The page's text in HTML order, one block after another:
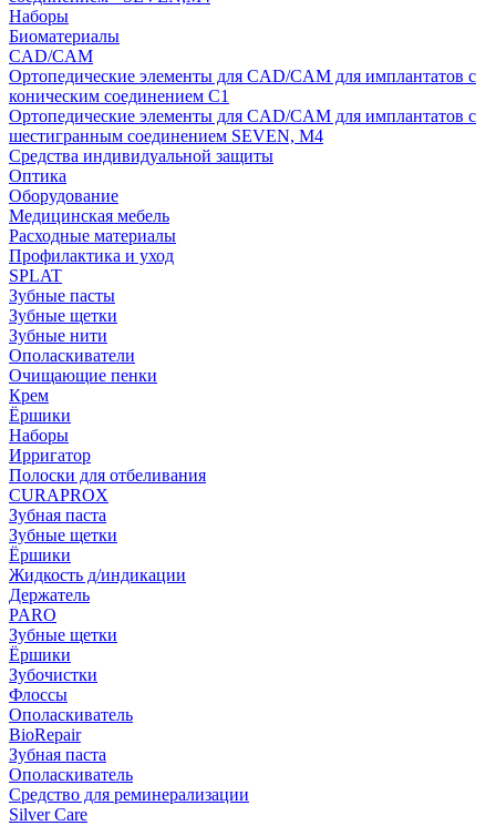
Наборы
Биоматериалы
CAD/CAM
Ортопедические элементы для CAD/CAM для имплантатов с
коническим соединением С1
Ортопедические элементы для CAD/CAM для имплантатов с
шестигранным соединением SEVEN, М4
Средства индивидуальной защиты
Оптика
Оборудование
Медицинская мебель
Расходные материалы
Профилактика и уход
SPLAT
Зубные пасты
Зубные щетки
Зубные нити
Ополаскиватели
Очищающие пенки
Крем
Ёршики
Наборы
Ирригатор
Полоски для отбеливания
CURAPROX
Зубная паста
Зубные щетки
Ёршики
Жидкость д/индикации
Держатель
PARO
Зубные щетки
Ёршики
Зубочистки
Флоссы
Ополаскиватель
BioRepair
Зубная паста
Ополаскиватель
Средство для реминерализации
Silver Care